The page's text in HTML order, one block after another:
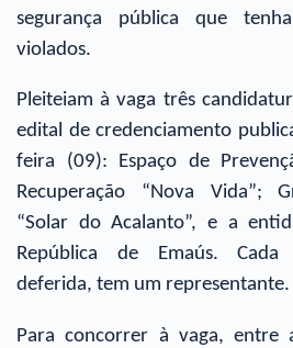
segurança pública que
violados.
Pleiteiam à vaga três
edital de credenciamento
feira (09): Espaço de
Recuperação “Nova Vida”;
“Solar do Acalanto”, e a
República de Emaús.
deferida, tem um representante.
Para concorrer à vaga, entre